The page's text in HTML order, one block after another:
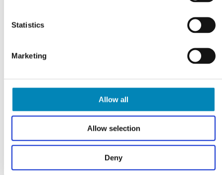
Statistics
Marketing
Allow all
Allow selection
Deny